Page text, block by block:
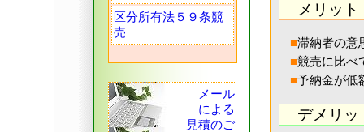
区分所有法５９条競
売
メール
による
見積のご
メリット
■滞納者の意
■競売に比べ
■予納金が低
デメリッ